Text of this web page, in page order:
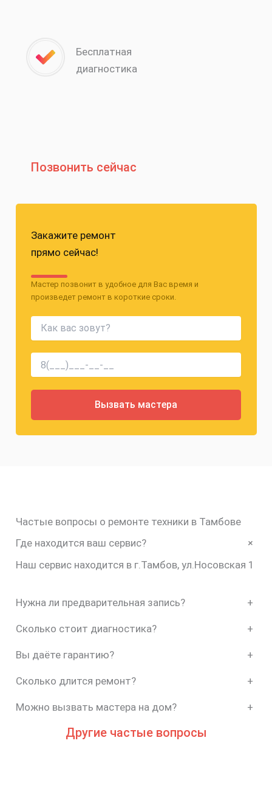
Бесплатная
диагностика
Позвонить сейчас
Закажите ремонт
прямо сейчас!
Мастер позвонит в удобное для Вас время и
произведет ремонт в короткие сроки.
Частые вопросы о ремонте техники в Тамбове
Где находится ваш сервис?
+
Наш сервис находится в г.Тамбов, ул.Носовская 1
Нужна ли предварительная запись? +
Сколько стоит диагностика? +
Вы даёте гарантию? +
Сколько длится ремонт? +
Можно вызвать мастера на дом? +
Другие частые вопросы